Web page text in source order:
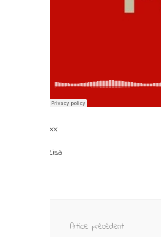
xx
Lisa
d'article
Article précédent